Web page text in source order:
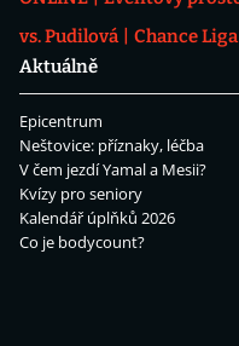
vs. Pudilová
Chance
Aktuálně
Epicentrum
Neštovice: příznaky, léčba
V čem jezdí Yamal a Mesii?
Kvízy pro seniory
Kalendář úplňků 2026
Co je bodycount?